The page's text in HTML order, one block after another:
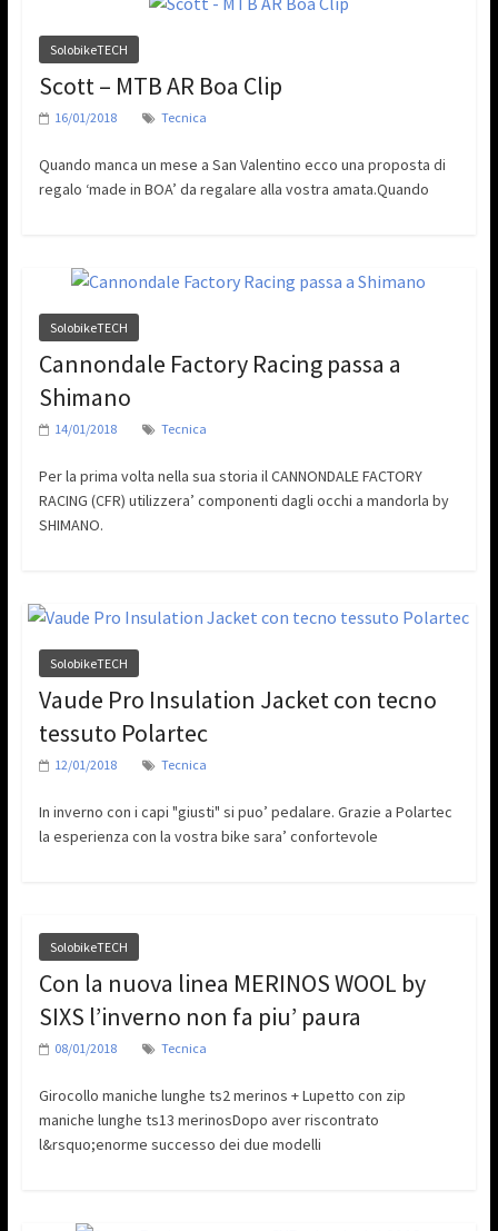
SolobikeTECH
Scott – MTB AR Boa Clip
16/01/2018 Tecnica
Quando manca un mese a San Valentino ecco una proposta di
regalo ‘made in BOA’ da regalare alla vostra amata.Quando
SolobikeTECH
Cannondale Factory Racing passa a
Shimano
14/01/2018 Tecnica
Per la prima volta nella sua storia il CANNONDALE FACTORY
RACING (CFR) utilizzera’ componenti dagli occhi a mandorla by
SHIMANO.
SolobikeTECH
Vaude Pro Insulation Jacket con tecno
tessuto Polartec
12/01/2018 Tecnica
In inverno con i capi "giusti" si puo’ pedalare. Grazie a Polartec
la esperienza con la vostra bike sara’ confortevole
SolobikeTECH
Con la nuova linea MERINOS WOOL by
SIXS l’inverno non fa piu’ paura
08/01/2018 Tecnica
Girocollo maniche lunghe ts2 merinos + Lupetto con zip
maniche lunghe ts13 merinosDopo aver riscontrato
l&rsquo;enorme successo dei due modelli